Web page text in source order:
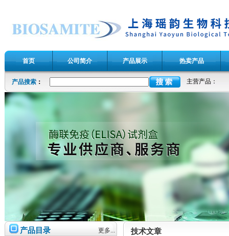
首页 公司简介 产品展示 热卖产品
产品搜索 ： 主营产品：
产品目录 更多... 技术文章